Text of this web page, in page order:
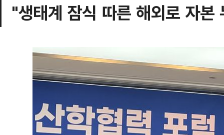
"생태계 잠식 따른 해외로 자